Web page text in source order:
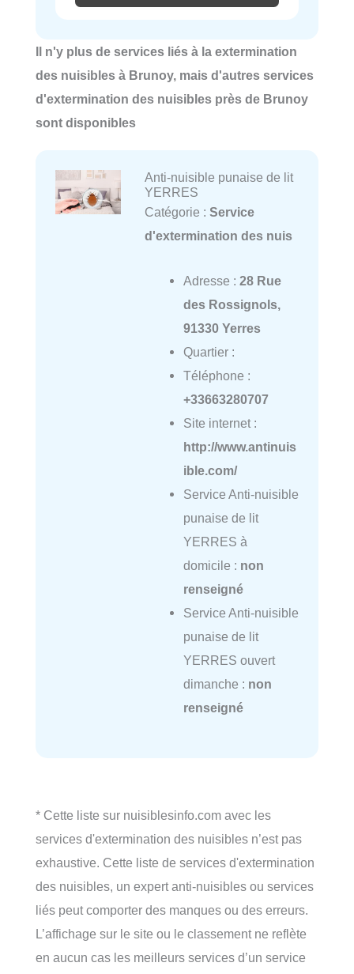
Il n'y plus de services liés à la extermination
des nuisibles à Brunoy, mais d'autres services
d'extermination des nuisibles près de Brunoy
sont disponibles
Anti-nuisible punaise de lit
YERRES
Catégorie : Service
d'extermination des nuis
Adresse : 28 Rue
des Rossignols,
91330 Yerres
Quartier :
Téléphone :
+33663280707
Site internet :
http://www.antinuis
ible.com/
Service Anti-nuisible
punaise de lit
YERRES à
domicile : non
renseigné
Service Anti-nuisible
punaise de lit
YERRES ouvert
dimanche : non
renseigné
* Cette liste sur nuisiblesinfo.com avec les
services d'extermination des nuisibles n’est pas
exhaustive. Cette liste de services d'extermination
des nuisibles, un expert anti-nuisibles ou services
liés peut comporter des manques ou des erreurs.
L’affichage sur le site ou le classement ne reflète
en aucun cas les meilleurs services d’un service